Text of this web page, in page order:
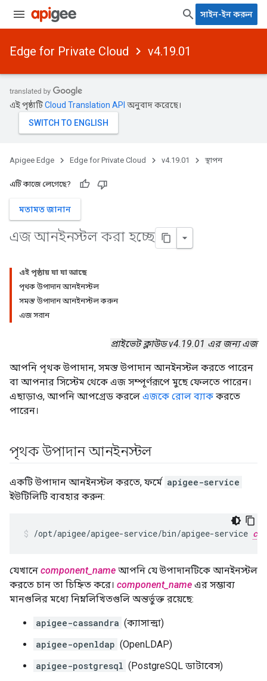
সাইন-ইন করুন
Edge for Private Cloud v4.19.01
এই পৃষ্ঠাটিCloud Translation API অনুবাদ করেছে।
Apigee Edge Edge for Private Cloud v4.19.01 স্থাপন
এটি কাজে লেগেছে?
মতামত জানান
এজ আনইনস্টল করা হচ্ছে
এই পৃষ্ঠায় যা যা আছে
পৃথক উপাদান আনইনস্টল
সমস্ত উপাদান আনইনস্টল করুন
এজ সরান
প্রাইভেট ক্লাউড v4.19.01 এর জন্য এজ
আপনি পৃথক উপাদান, সমস্ত উপাদান আনইনস্টল করতে পারেন
বা আপনার সিস্টেম থেকে এজ সম্পূর্ণরূপে মুছে ফেলতে পারেন।
এছাড়াও, আপনি আপগ্রেড করলে এজকে রোল ব্যাক করতে
পারেন।
পৃথক উপাদান আনইনস্টল
একটি উপাদান আনইনস্টল করতে, ফর্মে apigee-service
ইউটিলিটি ব্যবহার করুন:
/opt/apigee/apigee-service/bin/apigee-service
যেখানে component_name আপনি যে উপাদানটিকে আনইনস্টল
করতে চান তা চিহ্নিত করে। component_name এর সম্ভাব্য
মানগুলির মধ্যে নিম্নলিখিতগুলি অন্তর্ভুক্ত রয়েছে:
apigee-cassandra (ক্যাসান্দ্রা)
apigee-openldap (OpenLDAP)
apigee-postgresql (PostgreSQL ডাটাবেস)